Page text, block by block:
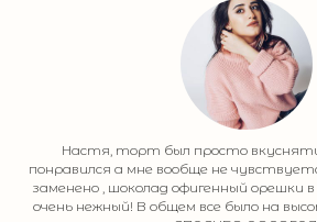
Настя, торт был просто
понравился а мне вообще не
заменено , шоколад офигенный орешки
очень нежный! В общем все было на